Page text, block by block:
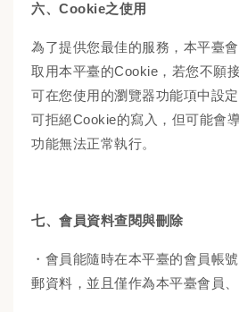
六、Cookie之使用
為了提供您最佳的服務，本平臺
取用本平臺的Cookie，若您不願
可在您使用的瀏覽器功能項中設
可拒絕Cookie的寫入，但可能會
功能無法正常執行。
七、會員資料查閱與刪除
・會員能隨時在本平臺的會員帳
郵資料，並且僅作為本平臺會員、